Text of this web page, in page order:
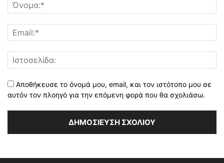
Αποθήκευσε το όνομά μου, email, και τον ιστότοπο μου σε
αυτόν τον πλοηγό για την επόμενη φορά που θα σχολιάσω.